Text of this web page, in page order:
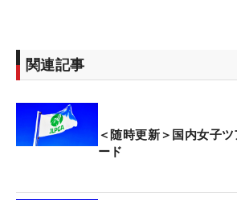
関連記事
＜随時更新＞国内女子
ード